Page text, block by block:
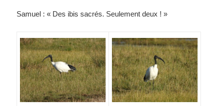
Samuel : « Des ibis sacrés. Seulement deux ! »